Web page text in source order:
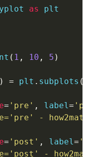
as
( 1 , 10 , 5 )
) = plt . subplots (
= 'pre' , label=
-
= 'post' , label=
-